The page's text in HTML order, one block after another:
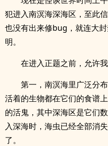
犯进入南溟海深海区，至此
也没有出来修bug，就连大
明。
在进入正题之前，允许
第一，南溟海里广泛分
活着的生物都在它们的食谱
的活鬼，其中深海区是它们
入深海时，海虫已经全部消
了。